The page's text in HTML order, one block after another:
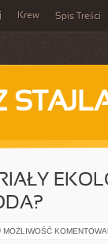
Krew Spis Treści
MOŻLIWOŚĆ